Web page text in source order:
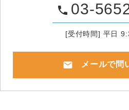
phone 03-
[受付時間] 平日
mail メールで問